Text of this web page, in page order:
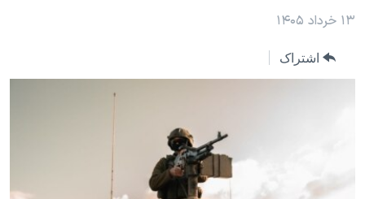
جهشورزشی
اقتصادی
جام جهانی ۲۰۲۶
انتخابات ریاست جمهوری آمریکا ۲۰۲۴
حمله جمهوری اسلامی به اسرائیل
فرکانس‌های صدای آمریکا
پخش رادیویی
۱۳ خرداد ۱۴۰۵
اشتراک